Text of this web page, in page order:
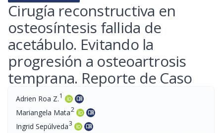
Cirugía reconstructiva en
osteosíntesis fallida de
acetábulo. Evitando la
progresión a osteoartrosis
temprana. Reporte de Caso
Adrien Roa Z.1 menu_book
Mariangela Mata2 menu_book
Ingrid Sepúlveda3 menu_book